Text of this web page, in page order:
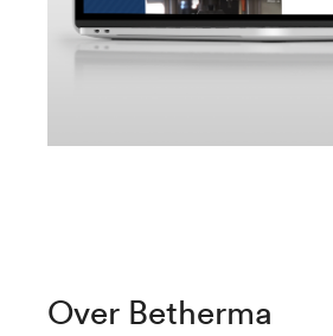
Over Betherma